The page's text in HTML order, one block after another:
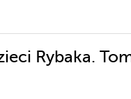
Rybaka.